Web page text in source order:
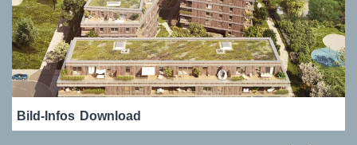
Bild-Infos Download